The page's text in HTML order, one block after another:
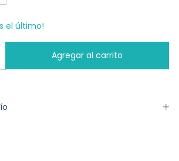
el último!